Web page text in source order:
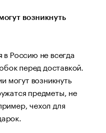
возникнуть
в Россию не всегда
перед доставкой.
возникнуть
предметы, не
чехол для